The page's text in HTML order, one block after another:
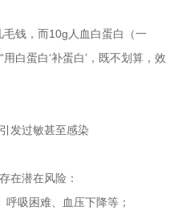
钱，而10g人血白蛋白（一
白蛋白‘补蛋白’，既不划算，效
发过敏甚至感染
在潜在风险：
呼吸困难、血压下降等；